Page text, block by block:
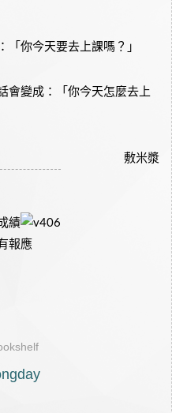
「你今天要去上課嗎？」
會變成：「你今天怎麼去上
敷米漿
績
報應